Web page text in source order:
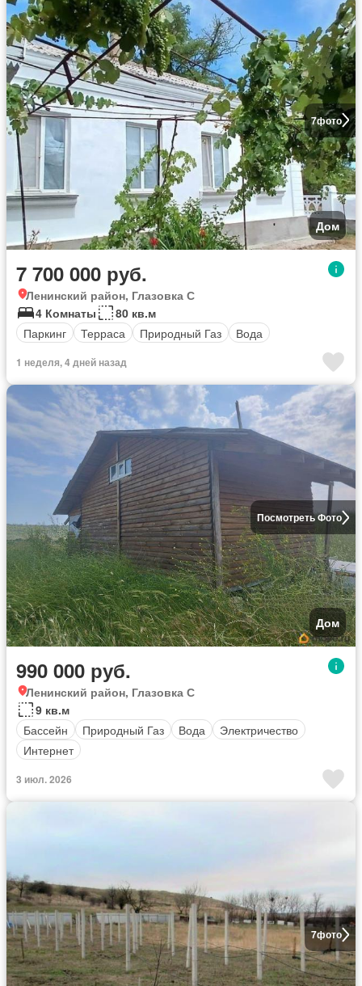
7фото
Дом
7 700 000 руб.
Ленинский район, Глазовка С
4 Комнаты
80 кв.м
Паркинг
Терраса Природный Газ Вода
1 неделя, 4 дней назад
Посмотреть Фото
Дом
990 000 руб.
Ленинский район, Глазовка С
9 кв.м
Бассейн
Природный Газ Вода
Электричество
Интернет
3 июл. 2026
7фото